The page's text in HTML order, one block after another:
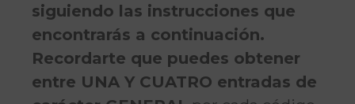
siguiendo las instrucciones que
encontrarás a continuación.
Recordarte que puedes obtener
entre UNA Y CUATRO entradas de